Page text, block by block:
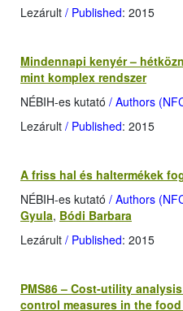
Lezárult / Published: 2015
Mindennapi kenyér –
mint komplex rendszer
NÉBIH-es kutató / Authors
Lezárult / Published: 2015
A friss hal és haltermékek
NÉBIH-es kutató / Authors
Gyula, Bódi Barbara
Lezárult / Published: 2015
PMS86 – Cost-utility
control measures in the